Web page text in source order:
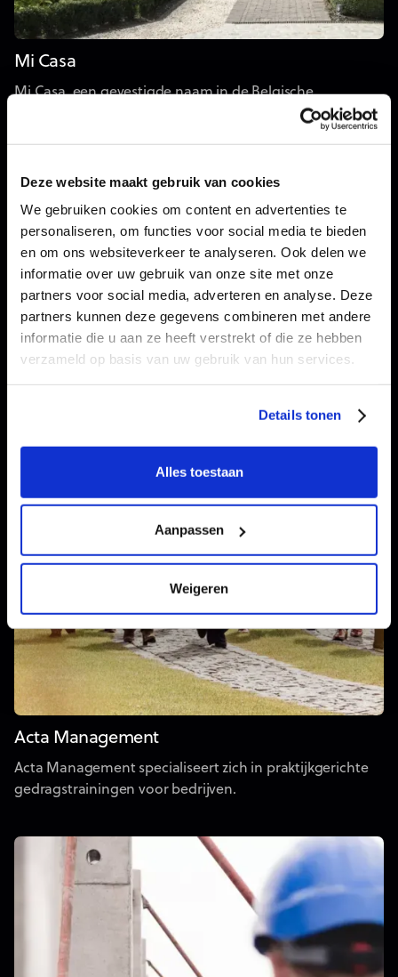
Deze website maakt gebruik van cookies
We gebruiken cookies om content en advertenties te
personaliseren, om functies voor social media te bieden
en om ons websiteverkeer te analyseren. Ook delen we
informatie over uw gebruik van onze site met onze
partners voor social media, adverteren en analyse. Deze
partners kunnen deze gegevens combineren met andere
informatie die u aan ze heeft verstrekt of die ze hebben
verzameld op basis van uw gebruik van hun services.
Details tonen
Alles toestaan
Aanpassen
Weigeren
Mi Casa
Mi Casa, een gevestigde naam in de Belgische
Acta Management
Acta Management specialiseert zich in praktijkgerichte
gedragstrainingen voor bedrijven.